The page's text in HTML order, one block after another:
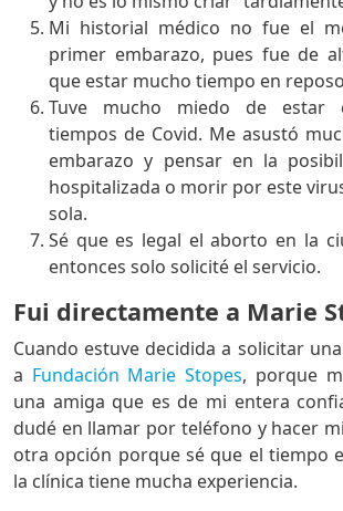
Mi historial médico no fue el
primer embarazo, pues fue de
que estar mucho tiempo en
Tuve mucho miedo de estar
tiempos de Covid. Me asustó
embarazo y pensar en la
hospitalizada o morir por este
sola.
Sé que es legal el aborto en la
entonces solo solicité el servicio.
Fui directamente a Marie
Cuando estuve decidida a solicitar
a Fundación Marie Stopes, porque
una amiga que es de mi entera
dudé en llamar por teléfono y hacer
otra opción porque sé que el tiempo
la clínica tiene mucha experiencia.